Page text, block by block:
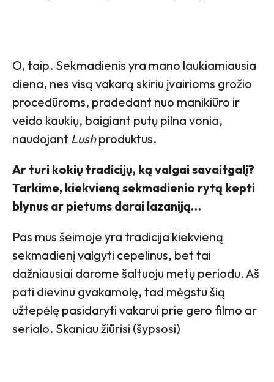
O, taip. Sekmadienis yra mano laukiamiausia
diena, nes visą vakarą skiriu įvairioms grožio
procedūroms, pradedant nuo manikiūro ir
veido kaukių, baigiant putų pilna vonia,
naudojant Lushproduktus.
Ar turi kokių tradicijų, ką valgai savaitgalį?
Tarkime, kiekvieną sekmadienio rytą kepti
blynus ar pietums darai lazaniją…
Pas mus šeimoje yra tradicija kiekvieną
sekmadienį valgyti cepelinus, bet tai
dažniausiai darome šaltuoju metų periodu. Aš
pati dievinu gvakamolę, tad mėgstu šią
užtepėlę pasidaryti vakarui prie gero filmo ar
serialo. Skaniau žiūrisi (šypsosi)